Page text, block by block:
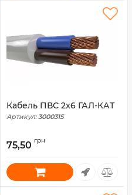
Кабель ПВС 2x6 ГАЛ-КАТ
Артикул: 3000315
75,50 грн